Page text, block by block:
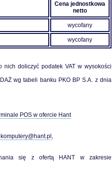
Cena jednostkowa
netto
wycofany
wycofany
doliczyć podatek VAT w wysokości
wg tabeli banku PKO BP S.A. z dnia
POS w ofercie Hant
komputery@hant.pl ,
się z ofertą HANT w zakresie